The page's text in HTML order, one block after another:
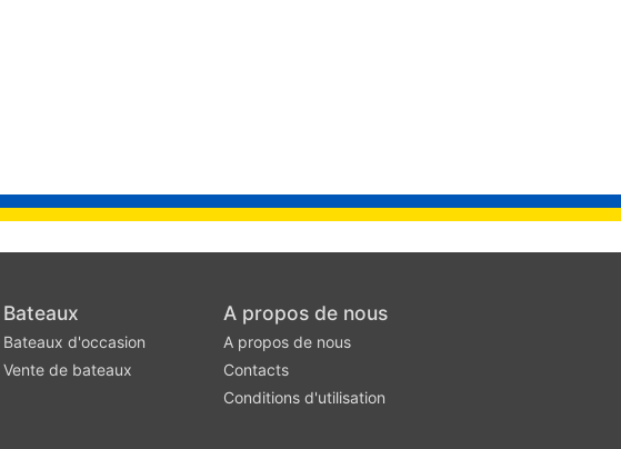
Bateaux
Bateaux d'occasion
Vente de bateaux
A propos de nous
A propos de nous
Contacts
Conditions d'utilisation